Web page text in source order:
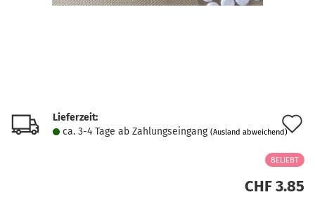
Lieferzeit:
ca. 3-4 Tage ab Zahlungseingang (Ausland abweichend)
BELIEBT
CHF 3.85